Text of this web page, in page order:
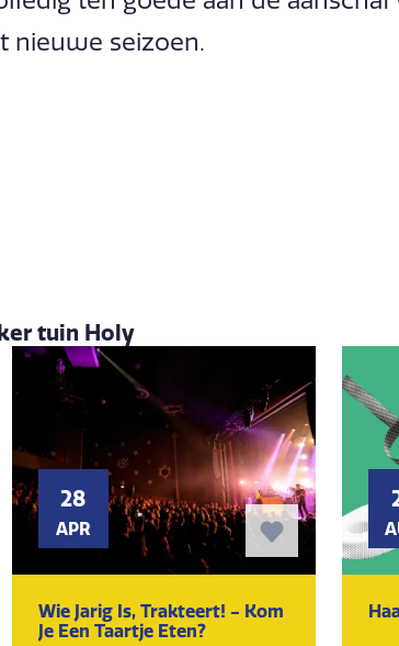
nieuwe seizoen.
tuin Holy
28
APR
Wie Jarig Is, Trakteert! - Kom
Je Een Taartje Eten?